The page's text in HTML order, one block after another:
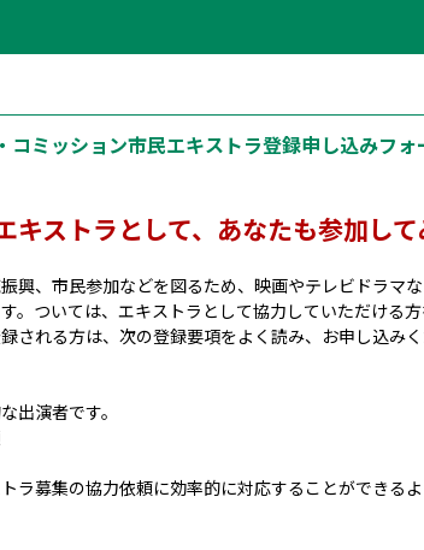
コミッション市民エキストラ登録申し込みフォ
キストラとして、あなたも参加して
興、市民参加などを図るため、映画やテレビドラマ
。ついては、エキストラとして協力していただける方
される方は、次の登録要項をよく読み、お申し込みく
出演者です。
ラ募集の協力依頼に効率的に対応することができる